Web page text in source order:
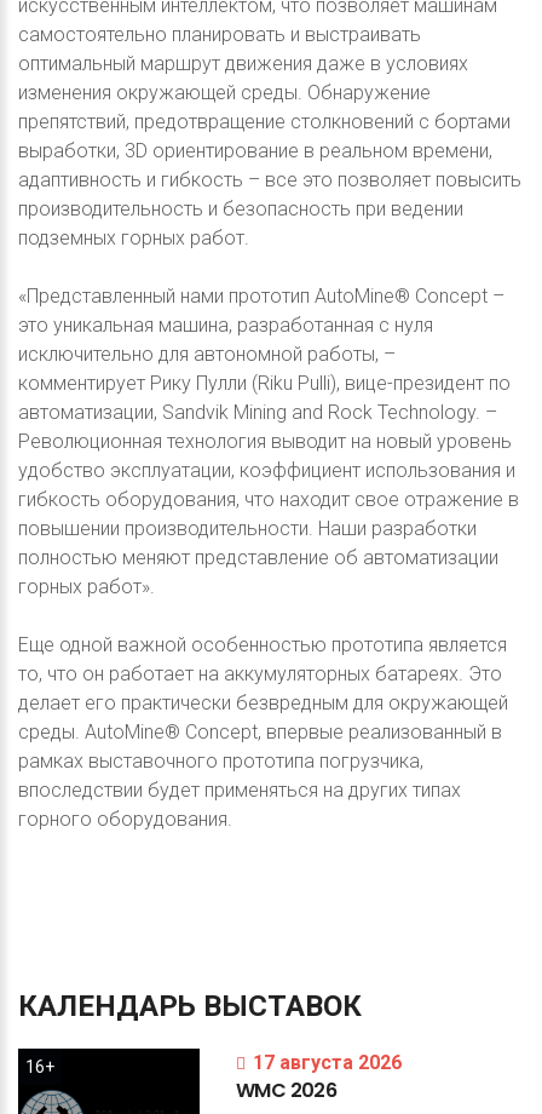
искусственным интеллектом, что позволяет машинам
самостоятельно планировать и выстраивать
оптимальный маршрут движения даже в условиях
изменения окружающей среды. Обнаружение
препятствий, предотвращение столкновений с бортами
выработки, 3D ориентирование в реальном времени,
адаптивность и гибкость – все это позволяет повысить
производительность и безопасность при ведении
подземных горных работ.
«Представленный нами прототип AutoMine® Concept –
это уникальная машина, разработанная с нуля
исключительно для автономной работы, –
комментирует Рику Пулли (Riku Pulli), вице-президент по
автоматизации, Sandvik Mining and Rock Technology. –
Революционная технология выводит на новый уровень
удобство эксплуатации, коэффициент использования и
гибкость оборудования, что находит свое отражение в
повышении производительности. Наши разработки
полностью меняют представление об автоматизации
горных работ».
Еще одной важной особенностью прототипа является
то, что он работает на аккумуляторных батареях. Это
делает его практически безвредным для окружающей
среды. AutoMine® Concept, впервые реализованный в
рамках выставочного прототипа погрузчика,
впоследствии будет применяться на других типах
горного оборудования.
КАЛЕНДАРЬ ВЫСТАВОК
16+ 17 августа 2026
WMC 2026